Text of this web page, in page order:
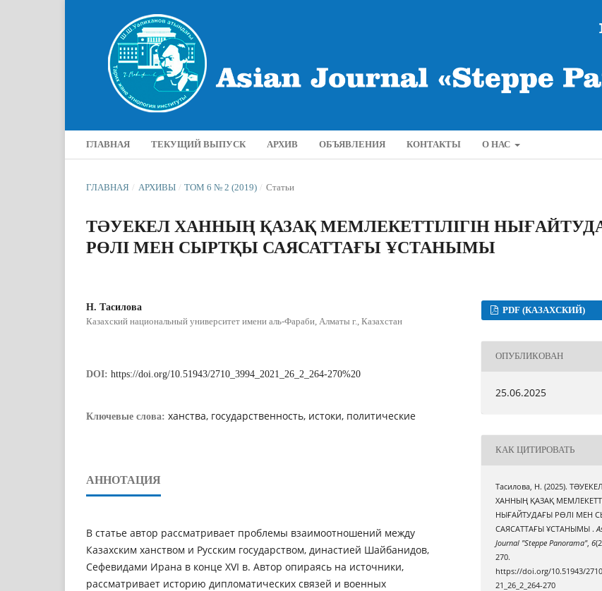
ГЛАВНАЯ ТЕКУЩИЙ ВЫПУСК АРХИВ ОБЪЯВЛЕНИЯ КОНТАКТЫ О НАС
ГЛАВНАЯ / АРХИВЫ / ТОМ 6 № 2 (2019) / Статьи
ТƏУЕКЕЛ ХАННЫҢ ҚАЗАҚ МЕМЛЕКЕТТІЛІГІН
РӨЛІ МЕН СЫРТҚЫ САЯСАТТАҒЫ ҰСТАНЫМЫ
Н. Тасилова
Казахский национальный университет имени аль-Фараби, Алматы г., Казахстан
DOI: https://doi.org/10.51943/2710_3994_2021_26_2_264-270%20
Ключевые слова: ханства, государственность, истоки, политические
АННОТАЦИЯ
В статье автор рассматривает проблемы взаимоотношений между
Казахским ханством и Русским государством, династией Шайбанидов,
Сефевидами Ирана в конце XVI в. Автор опираясь на источники,
рассматривает историю дипломатических связей и военных
PDF (КАЗАХСКИЙ)
ОПУБЛИКОВАН
25.06.2025
КАК ЦИТИРОВАТЬ
Тасилова, Н. (2025). ТƏУЕКЕЛ
ХАННЫҢ ҚАЗАҚ
НЫҒАЙТУДАҒЫ РӨЛІ МЕН
САЯСАТТАҒЫ ҰСТАНЫМЫ .
Journal "Steppe Panorama",6
270.
https://doi.org/10.51943/
21_26_2_264-270